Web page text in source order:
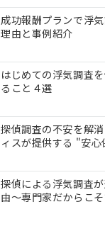
成功報酬プランで浮
理由と事例紹介
はじめての浮気調査
ること４選
探偵調査の不安を解
ィスが提供する "安
探偵による浮気調査
由～専門家だからこ